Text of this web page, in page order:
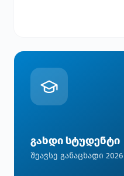
გახდი სტუდენტი
შეავსე განაცხადი 2026